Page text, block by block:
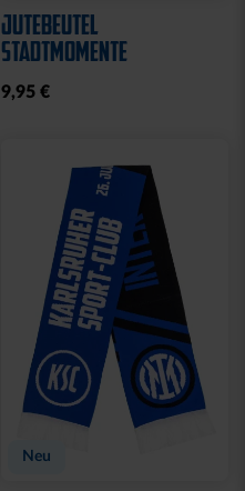
JUTEBEUTEL
STADTMOMENTE
9,95 €
Neu